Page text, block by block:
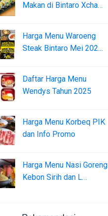
Makan di Bintaro Xcha…
Harga Menu Waroeng
Steak Bintaro Mei 202…
Daftar Harga Menu
Wendys Tahun 2025
Harga Menu Korbeq PIK
dan Info Promo
Harga Menu Nasi Goreng
Kebon Sirih dan L…